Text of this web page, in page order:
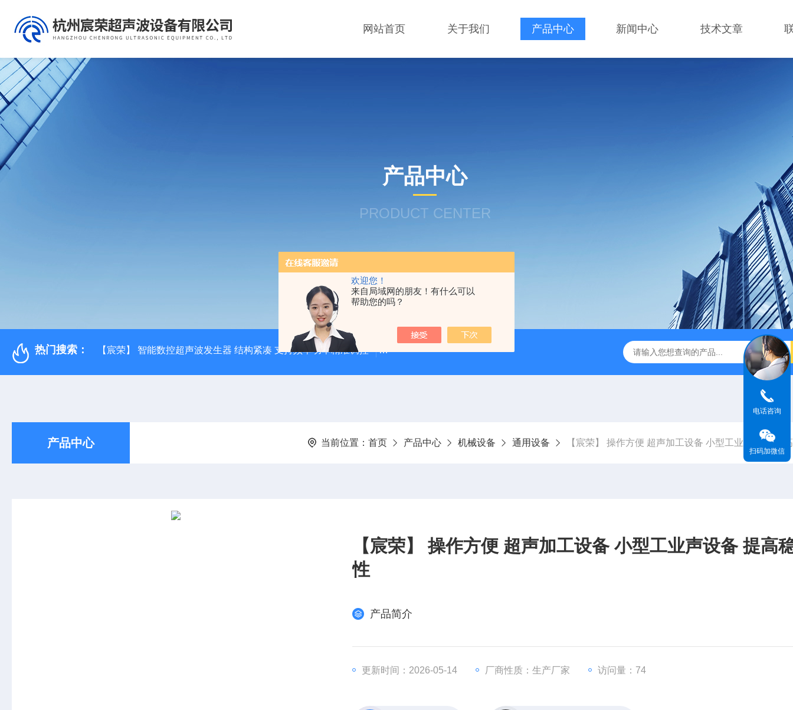
欢迎您！
来自局域网的朋友！有什么可以
帮助您的吗？
网站首页 关于我们 产品中心 新闻中心 技术文章
产品中心
PRODUCT CENTER
热门搜索： 【宸荣】 智能数控超声波发生器 结构紧凑 支持频率功率精准调控 【宸荣】 粒径控制能力强 金属粉末震筛机 工业级超声设备 可支持定制 【宸荣】 超声波抛光
产品中心 当前位置： 首页 产品中心 机械设备 通用设备 【宸荣】 操作方便 超声加工设备 小型工业声设备 提
【宸荣】 操作方便 超声加工设备 小型工业声设备 提高
性
产品简介
更新时间：2026-05-14 厂商性质：生产厂家 访问量：74
电话咨询
扫码加微信